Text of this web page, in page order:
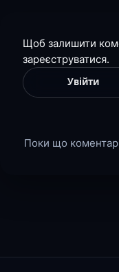
Щоб залишити
зареєструватися.
Увійти
Поки що